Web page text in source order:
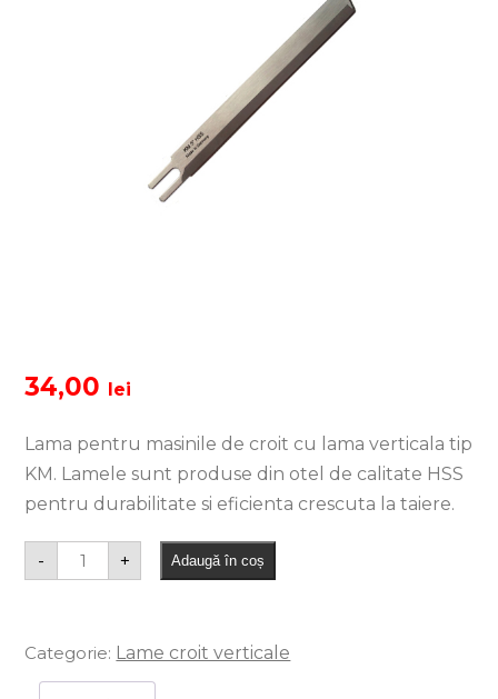
34,00 lei
Lama pentru masinile de croit cu lama verticala tip
KM. Lamele sunt produse din otel de calitate HSS
pentru durabilitate si eficienta crescuta la taiere.
- + Adaugă în coș
Categorie: Lame croit verticale